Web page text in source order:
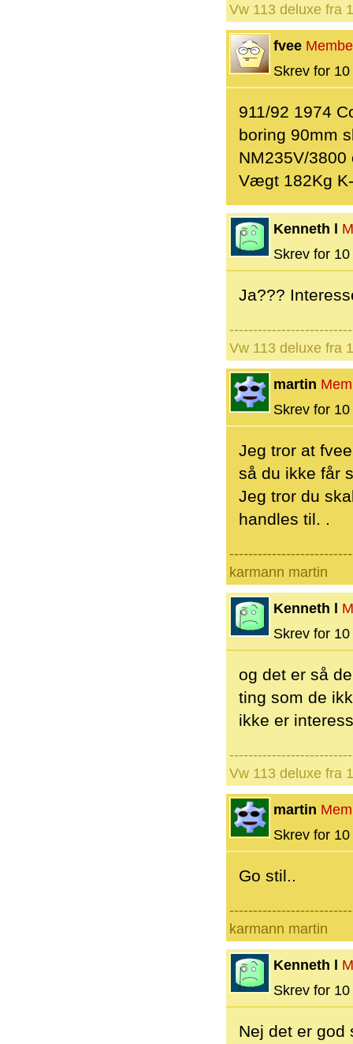
Vw 113 deluxe fra
fvee
Skrev for
911/92 1974
boring 90mm
NM235V/3800
Vægt 182Kg
Kenneth l
Skrev for
Ja???
Vw 113 deluxe fra
martin
Skrev for
Jeg tror at
så du ikke får
Jeg tror du
handles til. .
karmann martin
Kenneth l
Skrev for
og det er så
ting som de
ikke er
Vw 113 deluxe fra
martin
Skrev for
Go stil..
karmann martin
Kenneth l
Skrev for
Nej det er god